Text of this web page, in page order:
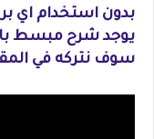
بدون استخدام اي
يوجد شرح مبسط
سوف نتركه في